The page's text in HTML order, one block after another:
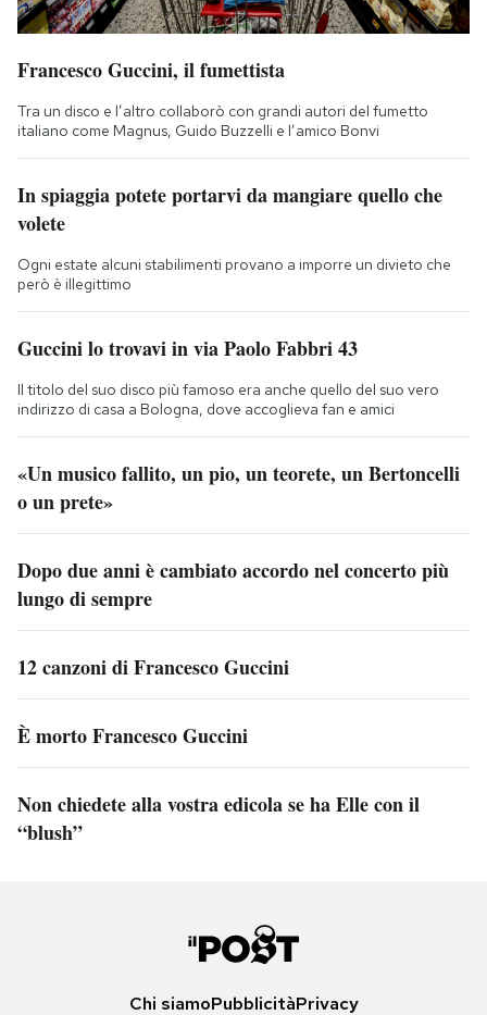
Francesco Guccini, il fumettista
Tra un disco e l’altro collaborò con grandi autori del fumetto
italiano come Magnus, Guido Buzzelli e l’amico Bonvi
In spiaggia potete portarvi da mangiare quello che
volete
Ogni estate alcuni stabilimenti provano a imporre un divieto che
però è illegittimo
Guccini lo trovavi in via Paolo Fabbri 43
Il titolo del suo disco più famoso era anche quello del suo vero
indirizzo di casa a Bologna, dove accoglieva fan e amici
«Un musico fallito, un pio, un teorete, un Bertoncelli
o un prete»
Dopo due anni è cambiato accordo nel concerto più
lungo di sempre
12 canzoni di Francesco Guccini
È morto Francesco Guccini
Non chiedete alla vostra edicola se ha Elle con il
“blush”
Chi siamoPubblicitàPrivacy